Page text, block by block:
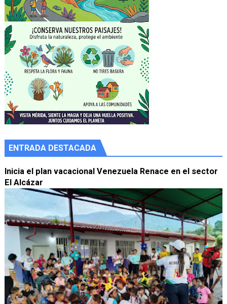
ENTRADA DESTACADA
Inicia el plan vacacional Venezuela Renace en el sector
El Alcázar